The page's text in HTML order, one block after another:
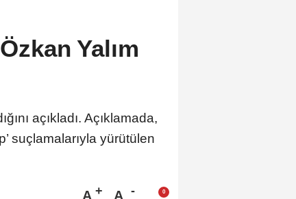
Yalım
açıkladı. Açıklamada,
suçlamalarıyla yürütülen
A A